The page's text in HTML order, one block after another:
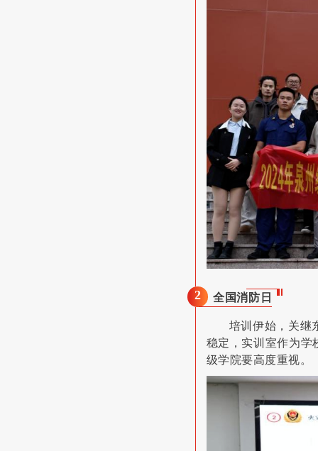
2 全国消防日
培训伊始，关继
稳定，实训室作为学
级学院要高度重视。